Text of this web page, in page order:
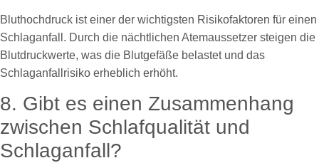
Bluthochdruck ist einer der wichtigsten Risikofaktoren für einen
Schlaganfall. Durch die nächtlichen Atemaussetzer steigen die
Blutdruckwerte, was die Blutgefäße belastet und das
Schlaganfallrisiko erheblich erhöht.
8. Gibt es einen Zusammenhang
zwischen Schlafqualität und
Schlaganfall?